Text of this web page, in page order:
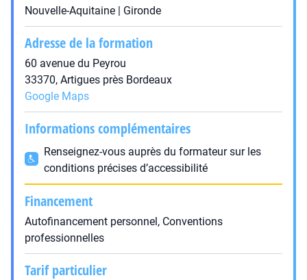
Nouvelle-Aquitaine | Gironde
Adresse de la formation
60 avenue du Peyrou
33370, Artigues près Bordeaux
Google Maps
Informations complémentaires
Renseignez-vous auprès du formateur sur les
conditions précises d’accessibilité
Financement
Autofinancement personnel, Conventions
professionnelles
Tarif particulier